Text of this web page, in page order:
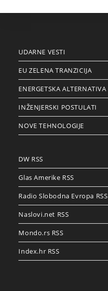
UDARNE VESTI
EU ZELENA TRANZICIJA
ENERGETSKA ALTERNATIVA
INŽENJERSKI POSTULATI
NOVE TEHNOLOGIJE
DW RSS
Glas Amerike RSS
Radio Slobodna Evropa RSS
Naslovi.net RSS
Mondo.rs RSS
Index.hr RSS